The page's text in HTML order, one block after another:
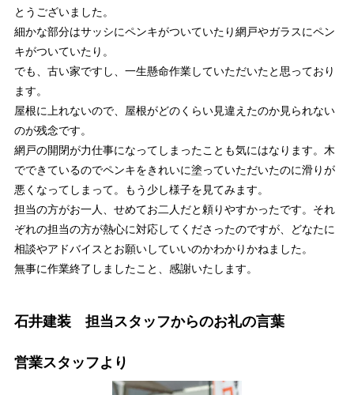
とうございました。
細かな部分はサッシにペンキがついていたり網戸やガラスにペン
キがついていたり。
でも、古い家ですし、一生懸命作業していただいたと思っており
ます。
屋根に上れないので、屋根がどのくらい見違えたのか見られない
のが残念です。
網戸の開閉が力仕事になってしまったことも気にはなります。木
でできているのでペンキをきれいに塗っていただいたのに滑りが
悪くなってしまって。もう少し様子を見てみます。
担当の方がお一人、せめてお二人だと頼りやすかったです。それ
ぞれの担当の方が熱心に対応してくださったのですが、どなたに
相談やアドバイスとお願いしていいのかわかりかねました。
無事に作業終了しましたこと、感謝いたします。
石井建装 担当スタッフからのお礼の言葉
営業スタッフより